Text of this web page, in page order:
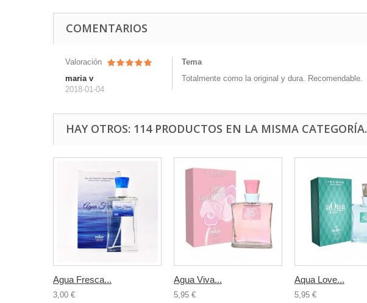
COMENTARIOS
Valoración
maria v
2018-01-04
Tema
Totalmente como la original y dura. Recomendable.
HAY OTROS: 114 PRODUCTOS EN LA MISMA CATEGORÍA.
Agua Fresca...
3,00 €
Agua Viva...
5,95 €
Aqua Love...
5,95 €